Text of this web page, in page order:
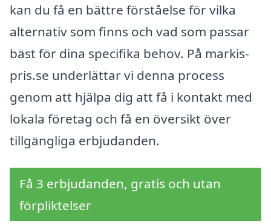
kan du få en bättre förståelse för vilka
alternativ som finns och vad som passar
bäst för dina specifika behov. På markis-
pris.se underlättar vi denna process
genom att hjälpa dig att få i kontakt med
lokala företag och få en översikt över
tillgängliga erbjudanden.
Få 3 erbjudanden, gratis och utan
förpliktelser